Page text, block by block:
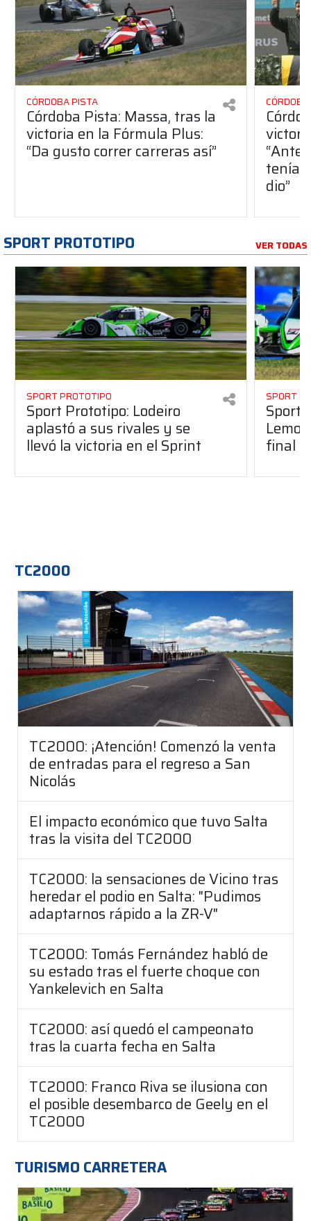
CÓRDOBA PISTA
Córdoba Pista: Massa, tras la
victoria en la Fórmula Plus:
“Da gusto correr carreras así”
dio”
SPORT PROTOTIPO VER TODAS
SPORT PROTOTIPO
Sport Prototipo: Lodeiro
aplastó a sus rivales y se
llevó la victoria en el Sprint
SPORT
Sport
final
TC2000
TC2000: ¡Atención! Comenzó la venta
de entradas para el regreso a San
Nicolás
El impacto económico que tuvo Salta
tras la visita del TC2000
TC2000: la sensaciones de Vicino tras
heredar el podio en Salta: "Pudimos
adaptarnos rápido a la ZR-V"
TC2000: Tomás Fernández habló de
su estado tras el fuerte choque con
Yankelevich en Salta
TC2000: así quedó el campeonato
tras la cuarta fecha en Salta
TC2000: Franco Riva se ilusiona con
el posible desembarco de Geely en el
TC2000
TURISMO CARRETERA